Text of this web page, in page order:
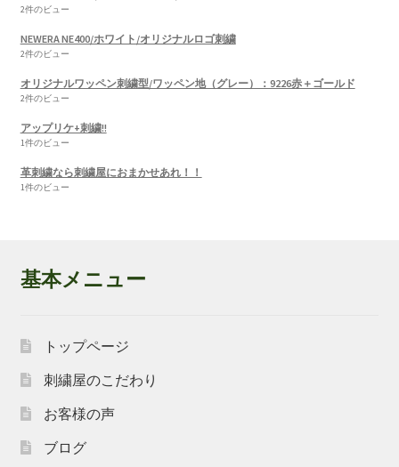
2件のビュー
NEWERA NE400/ホワイト/オリジナルロゴ刺繍
2件のビュー
オリジナルワッペン刺繍型/ワッペン地（グレー）：9226赤＋ゴールド
2件のビュー
アップリケ+刺繍!!
1件のビュー
革刺繍なら刺繍屋におまかせあれ！！
1件のビュー
基本メニュー
トップページ
刺繍屋のこだわり
お客様の声
ブログ